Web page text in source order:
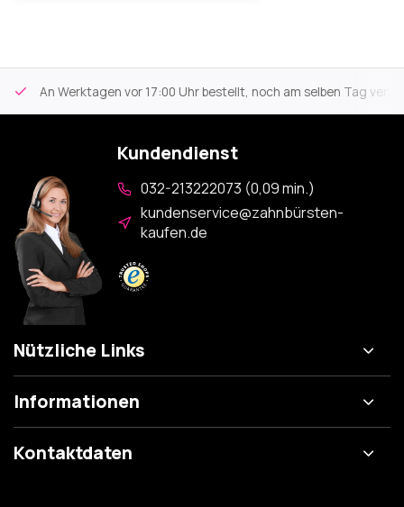
An Werktagen vor 17:00 Uhr bestellt, noch am selben Tag
Kundendienst
032-213222073 (0,09 min.)
kundenservice@zahnbürsten-
kaufen.de
Nützliche Links
Informationen
Kontaktdaten